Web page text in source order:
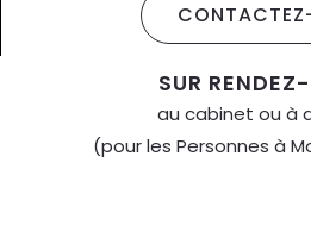
SUR
au cabinet ou à
(pour les Personnes à